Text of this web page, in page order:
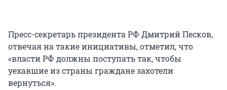
Пресс-секретарь президента РФ Дмитрий Песков,
отвечая на такие инициативы, отметил, что
«власти РФ должны поступать так, чтобы
уехавшие из страны граждане захотели
вернуться».